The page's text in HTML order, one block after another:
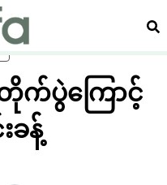
ရှာ
က်ပွဲကြောင့်
ခန့်